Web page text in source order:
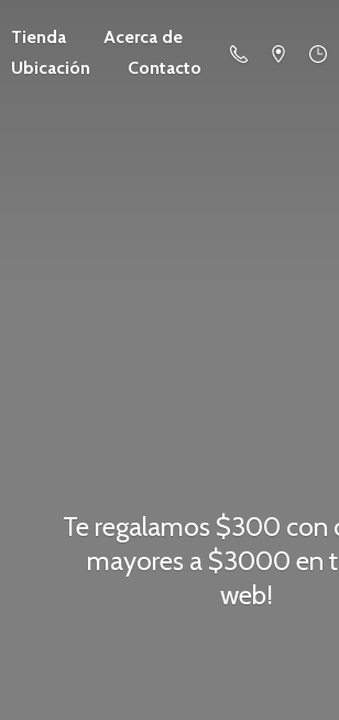
Tienda
Acerca de
Ubicación
Contacto
Te regalamos $300 con
mayores a $3000 en
web!